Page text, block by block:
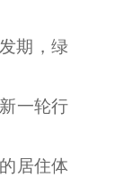
期，绿
一轮行
居住体